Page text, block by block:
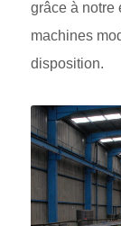
grâce à notre
machines
disposition.